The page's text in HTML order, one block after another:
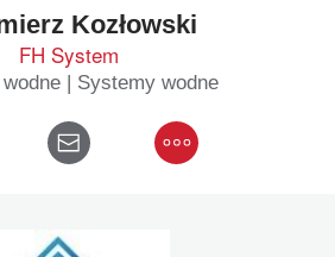
Kozłowski
FH System
| Systemy wodne